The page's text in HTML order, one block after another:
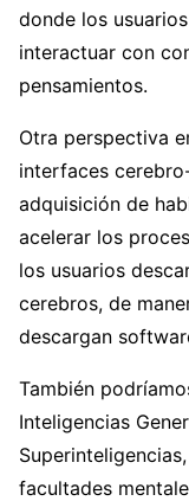
donde los
interactuar con
pensamientos.
Otra perspectiva
interfaces
adquisición de
acelerar los
los usuarios
cerebros, de
descargan
También
Inteligencias
facultades